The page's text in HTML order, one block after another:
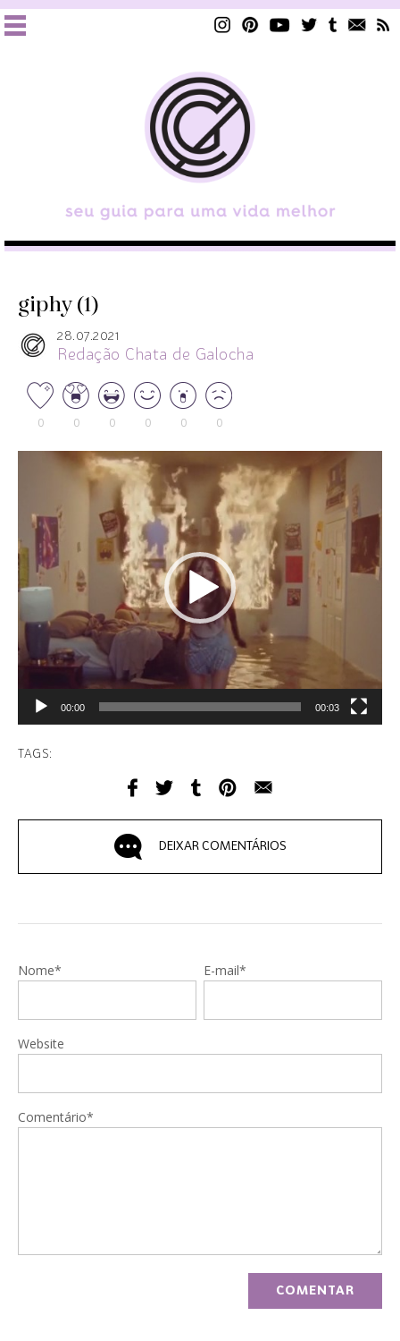
giphy (1)
28.07.2021
Redação Chata de Galocha
0 0 0 0 0 0
Tocador
vídeo
00:00 00:03
TAGS:
DEIXAR COMENTÁRIOS
Nome* E-mail*
Website
Comentário*